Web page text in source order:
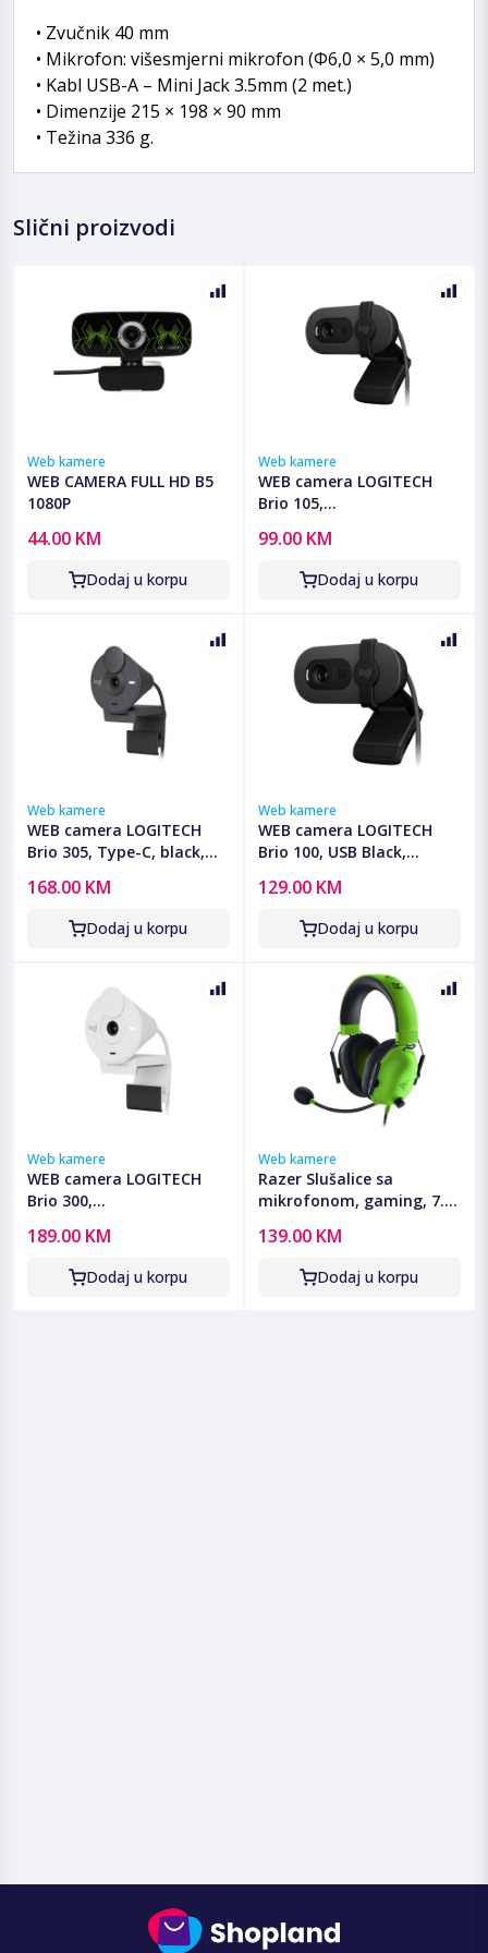
• Zvučnik 40 mm
• Mikrofon: višesmjerni mikrofon (Φ6,0 × 5,0 mm)
• Kabl USB-A – Mini Jack 3.5mm (2 met.)
• Dimenzije 215 × 198 × 90 mm
• Težina 336 g.
Slični proizvodi
Web kamere
WEB CAMERA FULL HD B5
1080P
44.00 KM
Dodaj u korpu
Web kamere
WEB camera LOGITECH
Brio 105,
960-001592
99.00 KM
Dodaj u korpu
Web kamere
WEB camera LOGITECH
Brio 305, Type-C, black,
168.00 KM
Dodaj u korpu
Web kamere
WEB camera LOGITECH
Brio 100, USB Black,
129.00 KM
Dodaj u korpu
Web kamere
WEB camera LOGITECH
Brio 300,
960-001442
189.00 KM
Dodaj u korpu
Web kamere
Razer Slušalice sa
mikrofonom, gaming, 7.1,
Green
139.00 KM
Dodaj u korpu